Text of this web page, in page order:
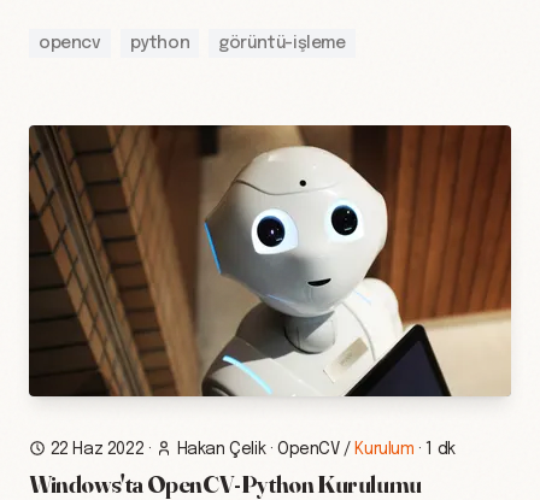
opencv python görüntü-işleme
22 Haz 2022 · Hakan Çelik·OpenCV / Kurulum · 1 dk
Windows'ta OpenCV-Python Kurulumu